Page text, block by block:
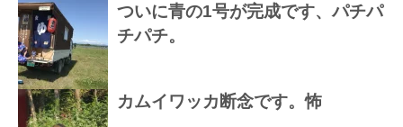
ついに青の1号が完成です、パチパ
チパチ。
カムイワッカ断念です。怖